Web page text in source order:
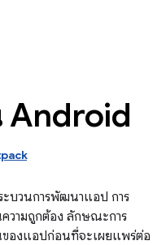
Android
บวนการพัฒนาแอป การ
วามถูกต้อง ลักษณะการ
ของแอปก่อนที่จะเผยแพร่ต่อ